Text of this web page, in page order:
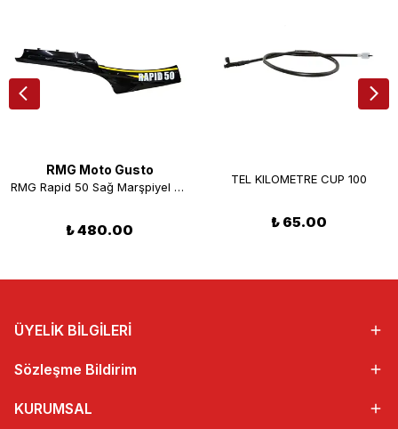
RMG Moto Gusto
RMG Rapid 50 Sağ Marşpiyel Sarı
₺ 480.00
TEL KILOMETRE CUP 100
₺ 65.00
ÜYELİK BİLGİLERİ
Sözleşme Bildirim
KURUMSAL